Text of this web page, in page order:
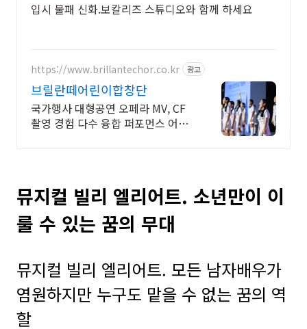
입시 불패 신화.보칼리즈 스튜디오와 함께 하세요
https://www.brillantechor.co.kr 광고
브릴란떼어린이합창단
국가행사 대형공연 오페라 MV, CF
촬영 경험 다수 융합 퍼포먼스 어린
뮤지컬 빌리 엘리어트. 소년만이 이
룰 수 있는 꿈의 무대
뮤지컬 빌리 엘리어트. 모든 남자배우가
염원하지만 누구도 맡을 수 없는 꿈의 역
할